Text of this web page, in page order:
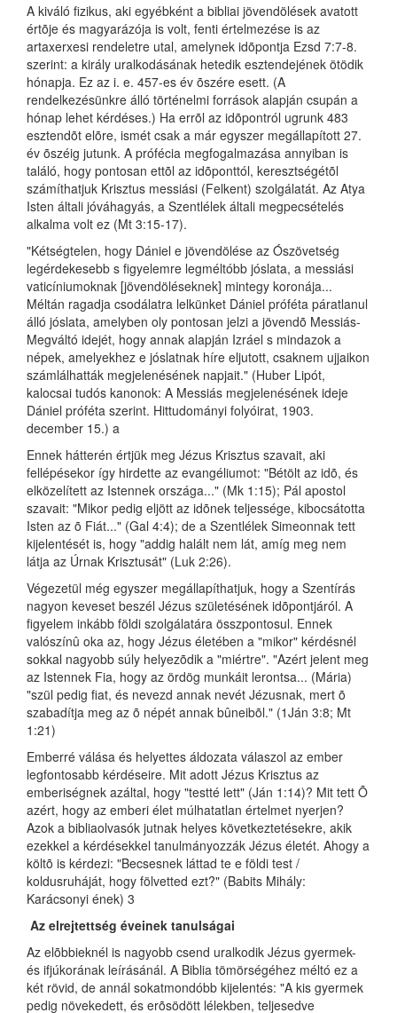
A kiváló fizikus, aki egyébként a bibliai jövendölések avatott
értõje és magyarázója is volt, fenti értelmezése is az
artaxerxesi rendeletre utal, amelynek idõpontja Ezsd 7:7-8.
szerint: a király uralkodásának hetedik esztendejének ötödik
hónapja. Ez az i. e. 457-es év õszére esett. (A
rendelkezésünkre álló történelmi források alapján csupán a
hónap lehet kérdéses.) Ha errõl az idõpontról ugrunk 483
esztendõt elõre, ismét csak a már egyszer megállapított 27.
év õszéig jutunk. A prófécia megfogalmazása annyiban is
találó, hogy pontosan ettõl az idõponttól, keresztségétõl
számíthatjuk Krisztus messiási (Felkent) szolgálatát. Az Atya
Isten általi jóváhagyás, a Szentlélek általi megpecsételés
alkalma volt ez (Mt 3:15-17).
"Kétségtelen, hogy Dániel e jövendölése az Ószövetség
legérdekesebb s figyelemre legméltóbb jóslata, a messiási
vaticíniumoknak [jövendöléseknek] mintegy koronája...
Méltán ragadja csodálatra lelkünket Dániel próféta páratlanul
álló jóslata, amelyben oly pontosan jelzi a jövendõ Messiás-
Megváltó idejét, hogy annak alapján Izráel s mindazok a
népek, amelyekhez e jóslatnak híre eljutott, csaknem ujjaikon
számlálhatták megjelenésének napjait." (Huber Lipót,
kalocsai tudós kanonok: A Messiás megjelenésének ideje
Dániel próféta szerint. Hittudományi folyóirat, 1903.
december 15.) a
Ennek hátterén értjük meg Jézus Krisztus szavait, aki
fellépésekor így hirdette az evangéliumot: "Bétölt az idõ, és
elközelített az Istennek országa..." (Mk 1:15); Pál apostol
szavait: "Mikor pedig eljött az idõnek teljessége, kibocsátotta
Isten az õ Fiát..." (Gal 4:4); de a Szentlélek Simeonnak tett
kijelentését is, hogy "addig halált nem lát, amíg meg nem
látja az Úrnak Krisztusát" (Luk 2:26).
Végezetül még egyszer megállapíthatjuk, hogy a Szentírás
nagyon keveset beszél Jézus születésének idõpontjáról. A
figyelem inkább földi szolgálatára összpontosul. Ennek
valószínû oka az, hogy Jézus életében a "mikor" kérdésnél
sokkal nagyobb súly helyezõdik a "miértre". "Azért jelent meg
az Istennek Fia, hogy az ördög munkáit lerontsa... (Mária)
"szül pedig fiat, és nevezd annak nevét Jézusnak, mert õ
szabadítja meg az õ népét annak bûneibõl." (1Ján 3:8; Mt
1:21)
Emberré válása és helyettes áldozata válaszol az ember
legfontosabb kérdéseire. Mit adott Jézus Krisztus az
emberiségnek azáltal, hogy "testté lett" (Ján 1:14)? Mit tett Õ
azért, hogy az emberi élet múlhatatlan értelmet nyerjen?
Azok a bibliaolvasók jutnak helyes következtetésekre, akik
ezekkel a kérdésekkel tanulmányozzák Jézus életét. Ahogy a
költõ is kérdezi: "Becsesnek láttad te e földi test /
koldusruháját, hogy fölvetted ezt?" (Babits Mihály:
Karácsonyi ének) 3
Az elrejtettség éveinek tanulságai
Az elõbbieknél is nagyobb csend uralkodik Jézus gyermek-
és ifjúkorának leírásánál. A Biblia tömörségéhez méltó ez a
két rövid, de annál sokatmondóbb kijelentés: "A kis gyermek
pedig növekedett, és erõsödött lélekben, teljesedve